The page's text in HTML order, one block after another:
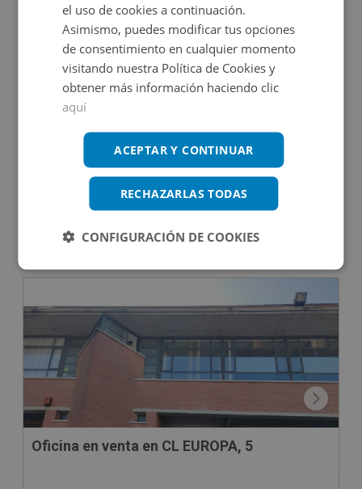
Oficina en venta en CERVANTES, 51
Impuestos no incluidos
42.800€
Oficina en venta en CL EUROPA, 5
el uso de cookies a continuación.
Asimismo, puedes modificar tus opciones
de consentimiento en cualquier momento
visitando nuestra Política de Cookies y
obtener más información haciendo clic
aquí
ACEPTAR Y CONTINUAR
RECHAZARLAS TODAS
CONFIGURACIÓN DE COOKIES